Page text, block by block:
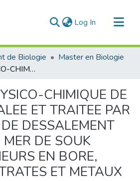
Log In (current)
de Biologie
Master en Biologie
QUALITE PHYSICO-CHIMIQUE DE L’EAU DESSALEE ET TRAITEE PAR LA STATION DE DESSALEMENT DE L’EAU DE MER DE SOUK TLATA - TENEURS EN BORE, NITRITES, NITRATES ET METAUX LOURDS
CHIMIQUE DE
ET TRAITEE PAR
DESSALEMENT
MER DE SOUK
EN BORE,
ET METAUX